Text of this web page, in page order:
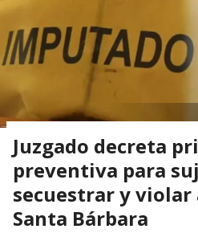
Juzgado decreta
preventiva para
secuestrar y violar
Santa Bárbara